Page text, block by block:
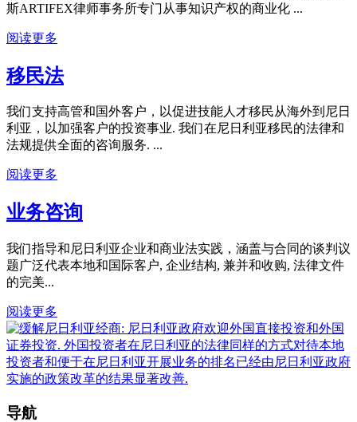
斯ARTIFEX律师事务所专门从事知识产权的商业化 ...
阅读更多
移民法
我们支持高管和国外客户，以促进技能人才移民从海外到尼日
利亚，以加强客户的投资事业. 我们在尼日利亚移民的法律和
法规提供全面的咨询服务. ...
阅读更多
业务咨询
我们指导和尼日利亚企业和商业法实践，涵盖与合同的谈判议
题广泛代表本地和国际客户, 企业结构, 兼并和收购, 法律文件
的完美...
阅读更多
导航